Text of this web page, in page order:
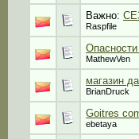
Важно:
Raspfile
MathewVen
магазин
BrianDruck
Goitres
ebetaya